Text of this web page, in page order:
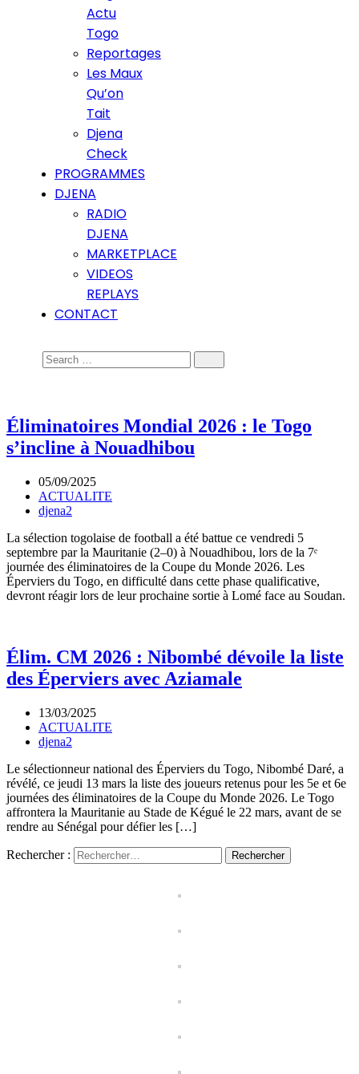
Actu
Togo
Reportages
Les Maux
Qu’on
Tait
Djena
Check
PROGRAMMES
DJENA
RADIO
DJENA
MARKETPLACE
VIDEOS
REPLAYS
CONTACT
Éliminatoires Mondial 2026 : le Togo
s’incline à Nouadhibou
05/09/2025
ACTUALITE
djena2
La sélection togolaise de football a été battue ce vendredi 5
septembre par la Mauritanie (2–0) à Nouadhibou, lors de la 7ᵉ
journée des éliminatoires de la Coupe du Monde 2026. Les
Éperviers du Togo, en difficulté dans cette phase qualificative,
devront réagir lors de leur prochaine sortie à Lomé face au Soudan.
Élim. CM 2026 : Nibombé dévoile la liste
des Éperviers avec Aziamale
13/03/2025
ACTUALITE
djena2
Le sélectionneur national des Éperviers du Togo, Nibombé Daré, a
révélé, ce jeudi 13 mars la liste des joueurs retenus pour les 5e et 6e
journées des éliminatoires de la Coupe du Monde 2026. Le Togo
affrontera la Mauritanie au Stade de Kégué le 22 mars, avant de se
rendre au Sénégal pour défier les […]
Rechercher :